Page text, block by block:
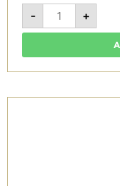
-
La
Firma
-
Aglianico
Rosso
del
+